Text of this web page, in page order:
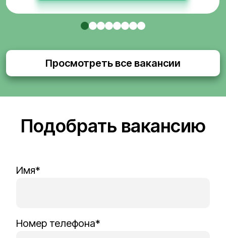
Просмотреть все вакансии
Подобрать вакансию
Имя*
Номер телефона*